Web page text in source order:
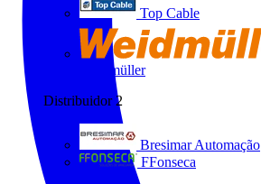
Top Cable
Weidmüller
Distribuidor 2
Bresimar Automação
FFonseca